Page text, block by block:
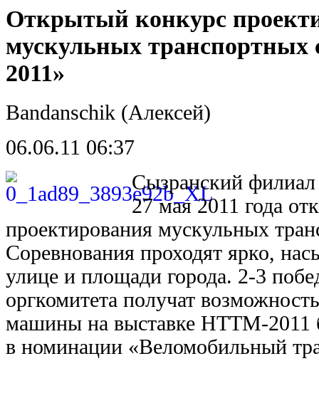
Открытый конкурс
мускульных транспортных
2011»
Bandanschik (Алексей)
06.06.11 06:37
Сызранский
27 мая 2011 года
проектирования мускульных
Соревнования проходят ярко,
улице и площади города. 2-3
оргкомитета получат
машины на выставке НТТМ-2011
в номинации «Веломобильный